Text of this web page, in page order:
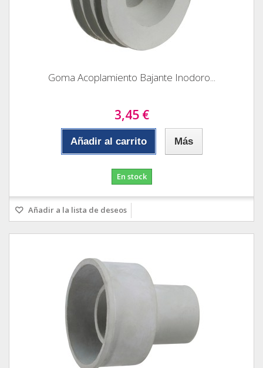
Goma Acoplamiento Bajante Inodoro...
3,45 €
Añadir al carrito Más
En stock
Añadir a la lista de deseos